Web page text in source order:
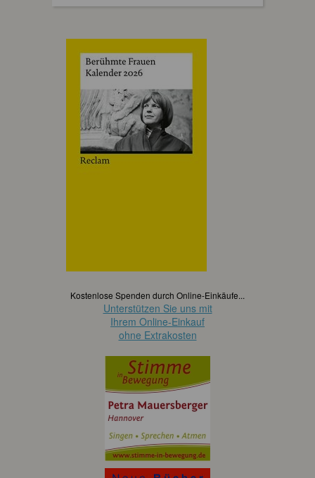
Kostenlose Spenden durch Online-Einkäufe...
Unterstützen Sie uns mit
Ihrem Online-Einkauf
ohne Extrakosten